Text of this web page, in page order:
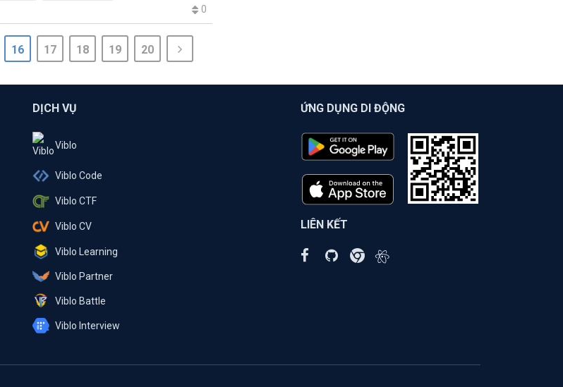
0
16 17 18 19 20
DỊCH VỤ
Viblo
Viblo Code
Viblo CTF
Viblo CV
Viblo Learning
Viblo Partner
Viblo Battle
Viblo Interview
ỨNG DỤNG DI ĐỘNG
LIÊN KẾT